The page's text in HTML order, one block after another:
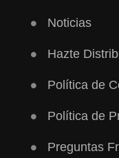
Noticias
Hazte
Política de
Política de
Preguntas